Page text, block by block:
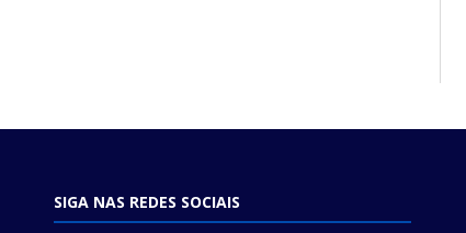
SIGA NAS REDES SOCIAIS